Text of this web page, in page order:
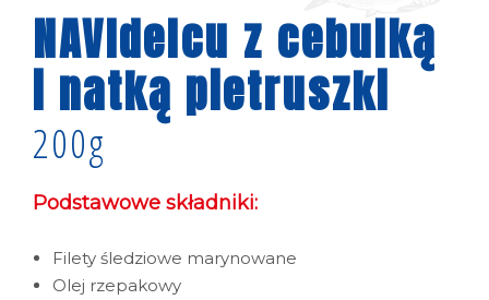
NAVIdelcu z cebulką
i natką pietruszki
200g
Podstawowe składniki:
Filety śledziowe marynowane
Olej rzepakowy